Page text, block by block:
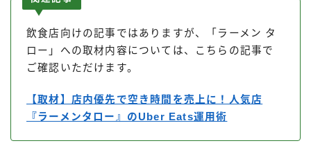
飲食店向けの記事ではありますが、「ラーメン タ
ロー」への取材内容については、こちらの記事で
ご確認いただけます。
【取材】店内優先で空き時間を売上に！人気店
『ラーメンタロー』のUber Eats運用術